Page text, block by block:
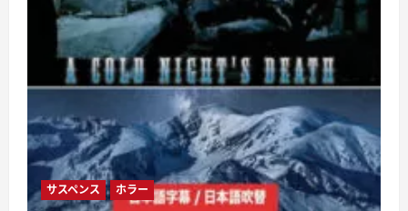
サスペンス ホラー